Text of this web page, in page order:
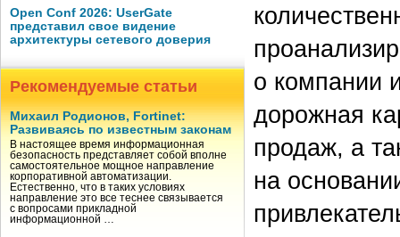
Open Conf 2026: UserGate
представил свое видение
архитектуры сетевого доверия
Рекомендуемые статьи
Михаил Родионов, Fortinet:
Развиваясь по известным законам
В настоящее время информационная
безопасность представляет собой вполне
самостоятельное мощное направление
корпоративной автоматизации.
Естественно, что в таких условиях
направление это все теснее связывается
с вопросами прикладной
информационной …
о компании
дорожная
продаж, а
на